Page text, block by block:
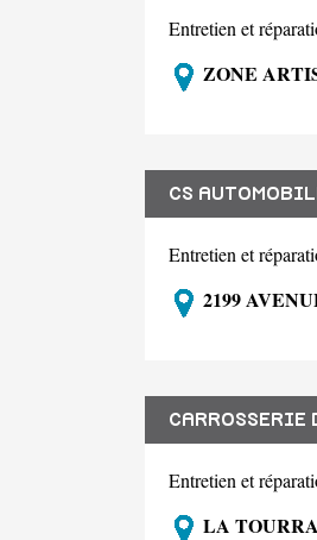
Entretien et
ZONE
CS
Entretien et
2199
CARROSSERIE
Entretien et
LA